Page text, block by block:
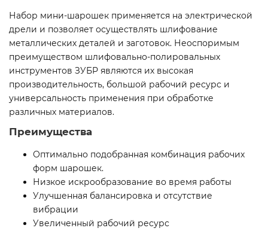
Набор мини-шарошек применяется на электрической
дрели и позволяет осуществлять шлифование
металлических деталей и заготовок. Неоспоримым
преимуществом шлифовально-полировальных
инструментов ЗУБР являются их высокая
производительность, большой рабочий ресурс и
универсальность применения при обработке
различных материалов.
Преимущества
Оптимально подобранная комбинация рабочих
форм шарошек.
Низкое искрообразование во время работы
Улучшенная балансировка и отсутствие
вибрации
Увеличенный рабочий ресурс